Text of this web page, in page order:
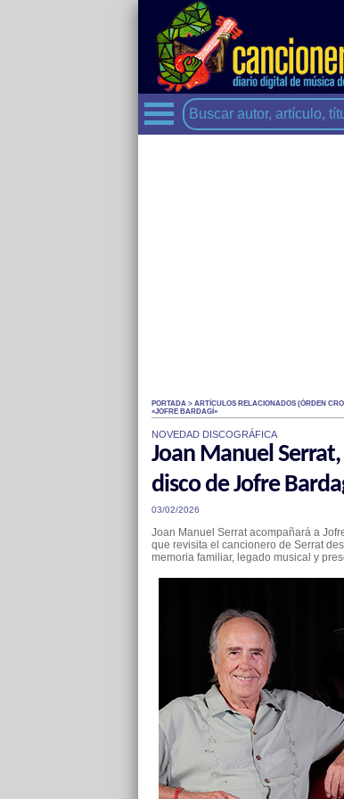
PORTADA > ARTÍCULOS RELACIONADOS (ÓRDEN
«JOFRE BARDAGÍ»
NOVEDAD DISCOGRÁFICA
Joan Manuel
disco de Jofre
03/02/2026
Joan Manuel Serrat acompañará a
que revisita el cancionero de Serrat
memoria familiar, legado musical y